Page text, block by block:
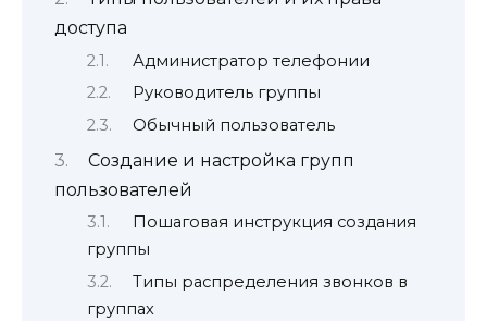
доступа
Администратор телефонии
Руководитель группы
Обычный пользователь
Создание и настройка групп
пользователей
Пошаговая инструкция создания
группы
Типы распределения звонков в
группах